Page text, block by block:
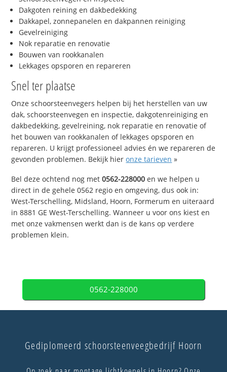
Dakgoten reining en dakbedekking
Dakkapel, zonnepanelen en dakpannen reiniging
Gevelreiniging
Nok reparatie en renovatie
Bouwen van rookkanalen
Lekkages opsporen en repareren
Snel ter plaatse
Onze schoorsteenvegers helpen bij het herstellen van uw
dak, schoorsteenvegen en inspectie, dakgotenreiniging en
dakbedekking, gevelreining, nok reparatie en renovatie of
het bouwen van rookkanalen of lekkages opsporen en
repareren. U krijgt professioneel advies én we repareren de
gevonden problemen. Bekijk hieronze tarieven »
Bel deze ochtend nog met0562-228000 en we helpen u
direct in de gehele 0562 regio en omgeving, dus ook in:
West-Terschelling, Midsland, Hoorn, Formerum en uiteraard
in 8881 GE West-Terschelling. Wanneer u voor ons kiest en
met onze vakmensen werkt dan is de kans op verdere
problemen klein.
0562-228000
Gediplomeerd schoorsteenveegbedrijf Hoorn